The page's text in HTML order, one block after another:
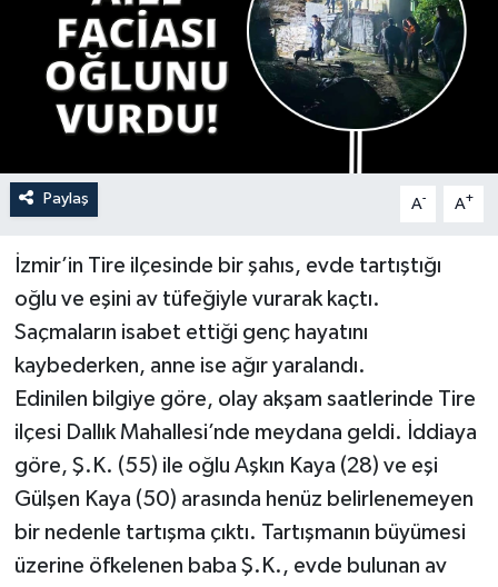
Paylaş A- A+
İzmir’in Tire ilçesinde bir şahıs, evde tartıştığı
oğlu ve eşini av tüfeğiyle vurarak kaçtı.
Saçmaların isabet ettiği genç hayatını
kaybederken, anne ise ağır yaralandı.
Edinilen bilgiye göre, olay akşam saatlerinde Tire
ilçesi Dallık Mahallesi’nde meydana geldi. İddiaya
göre, Ş.K. (55) ile oğlu Aşkın Kaya (28) ve eşi
Gülşen Kaya (50) arasında henüz belirlenemeyen
bir nedenle tartışma çıktı. Tartışmanın büyümesi
üzerine öfkelenen baba Ş.K., evde bulunan av